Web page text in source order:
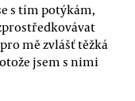
s tím potýkám,
mě zvlášť těžká
jsem s nimi